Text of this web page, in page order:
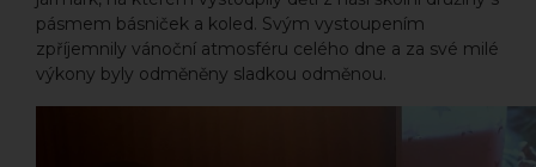
pásmem básniček a koled. Svým vystoupením
zpříjemnily vánoční atmosféru celého dne a za své milé
výkony byly odměněny sladkou odměnou.